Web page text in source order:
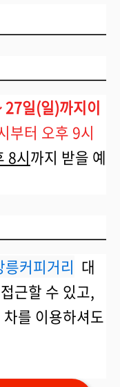
일(일)까지이
부터 오후 9시
8시까지 받을 예
커피거리 대
근할 수 있고,
를 이용하셔도